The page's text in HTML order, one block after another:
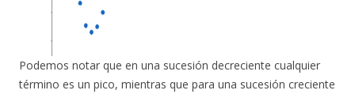
Podemos notar que en una sucesión decreciente cualquier
término es un pico, mientras que para una sucesión creciente